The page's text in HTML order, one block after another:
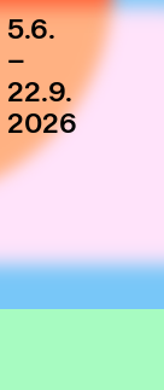
5.6.
–
22.9.
2026